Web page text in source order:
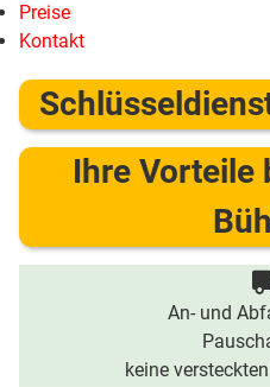
Preise
Kontakt
Ihre Vorteile
An- und
keine